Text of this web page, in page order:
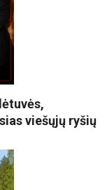
viešųjų ryšių